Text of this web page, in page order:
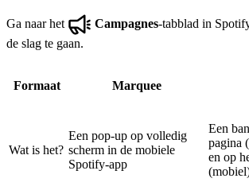
Ga naar het Campagnes-tabblad in
de slag te gaan.
Formaat Marquee
Wat is het?
Een pop-up op volledig
scherm in de mobiele
Spotify-app
Een
pagina
en op